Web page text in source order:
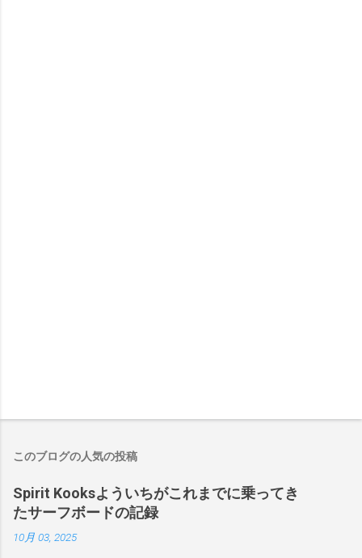
このブログの人気の投稿
Spirit Kooksよういちがこれまでに乗ってき
たサーフボードの記録
10月 03, 2025